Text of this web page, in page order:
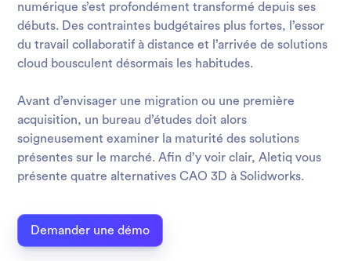
numérique s’est profondément transformé depuis ses
débuts. Des contraintes budgétaires plus fortes, l’essor
du travail collaboratif à distance et l’arrivée de solutions
cloud bousculent désormais les habitudes.
Avant d’envisager une migration ou une première
acquisition, un bureau d’études doit alors
soigneusement examiner la maturité des solutions
présentes sur le marché. Afin d’y voir clair, Aletiq vous
présente quatre alternatives CAO 3D à Solidworks.
Demander une démo